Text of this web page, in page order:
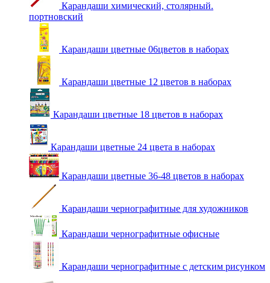
Карандаши химический, столярный.
портновский
Карандаши цветные 06цветов в наборах
Карандаши цветные 12 цветов в наборах
Карандаши цветные 18 цветов в наборах
Карандаши цветные 24 цвета в наборах
Карандаши цветные 36-48 цветов в наборах
Карандаши чернографитные для художников
Карандаши чернографитные офисные
Карандаши чернографитные с детским рисунком